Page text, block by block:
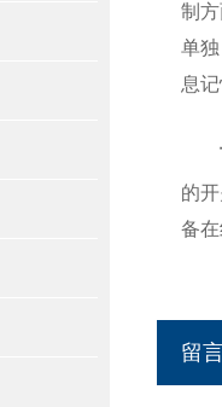
制
单
息
的
备
留